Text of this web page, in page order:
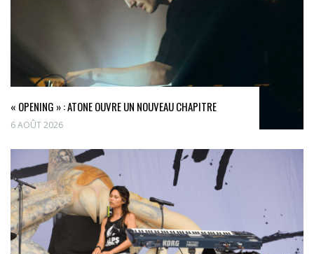
« OPENING » : ATONE OUVRE UN NOUVEAU CHAPITRE
6 AOÛT 2026